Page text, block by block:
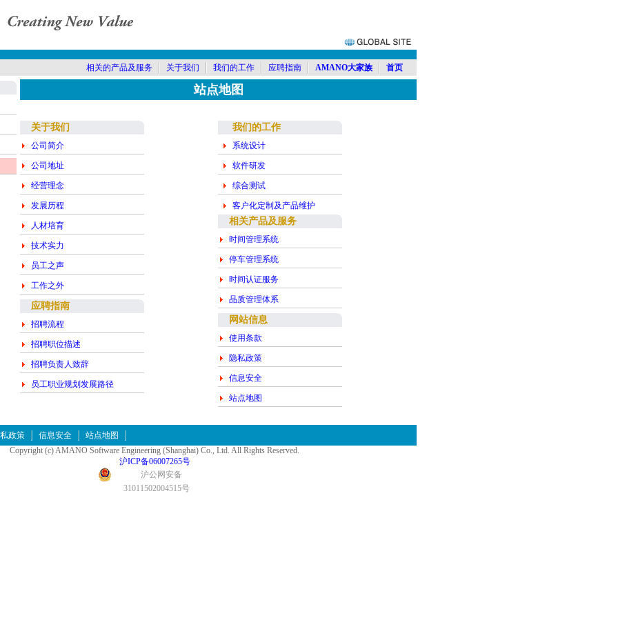
相关的产品及服务 关于我们 我们的工作 应聘指南 AMANO大家族 首页
站点地图
关于我们
公司简介
公司地址
经营理念
发展历程
人材培育
技术实力
员工之声
工作之外
应聘指南
招聘流程
招聘职位描述
招聘负责人致辞
员工职业规划发展路径
我们的工作
系统设计
软件研发
综合测试
客户化定制及产品维护
相关产品及服务
时间管理系统
停车管理系统
时间认证服务
品质管理体系
网站信息
使用条款
隐私政策
信息安全
站点地图
政策 信息安全
站点地图
Copyright (c) AMANO Software Engineering (Shanghai) Co., Ltd. All Rights Reserved.
沪ICP备06007265号
沪公网安备
31011502004515号